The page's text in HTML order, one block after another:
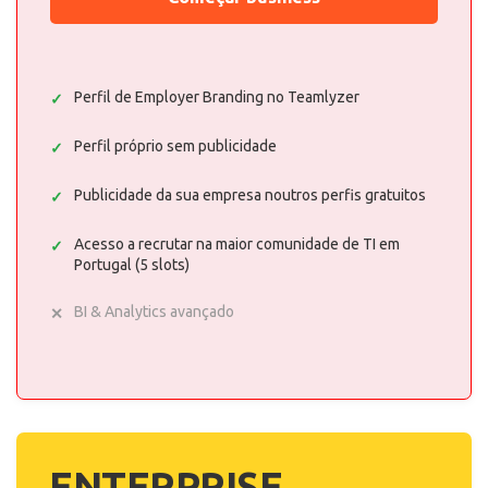
Perfil de Employer Branding no Teamlyzer
Perfil próprio sem publicidade
Publicidade da sua empresa noutros perfis gratuitos
Acesso a recrutar na maior comunidade de TI em
Portugal (5 slots)
BI & Analytics avançado